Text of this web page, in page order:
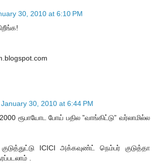
30, 2010 at 6:10 PM
January 30, 2010 at 6:44 PM
ரூபாயோட போய் பதில ”வாங்கிட்டு” வர்லாமில்ல
ICICI அக்கவுண்ட் நெம்பர் குடுத்தா
.